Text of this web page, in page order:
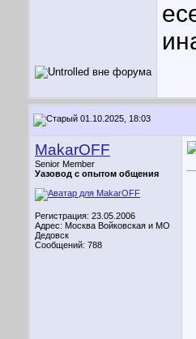
01.10.2025, 18:03
MakarOFF
Senior Member
Уазовод с опытом общения
Регистрация: 23.05.2006
Адрес: Москва Войковская и МО
Дедовск
Сообщений: 788